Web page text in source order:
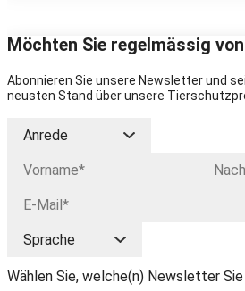
Möchten Sie regelmässig
Abonnieren Sie unsere Newsletter und
neusten Stand über unsere
Wählen Sie, welche(n) Newsletter